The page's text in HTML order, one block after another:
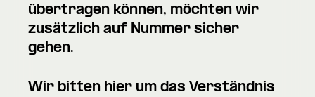
übertragen können, möchten wir
zusätzlich auf Nummer sicher
gehen.
Wir bitten hier um das Verständnis